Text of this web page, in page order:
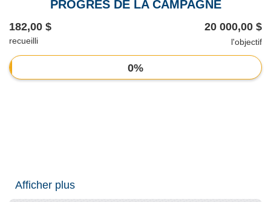
PROGRÈS DE LA CAMPAGNE
0%
182,00 $
recueilli
20 000,00 $
l'objectif
Afficher plus